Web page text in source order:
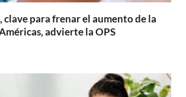
clave para frenar el aumento de la
advierte la OPS